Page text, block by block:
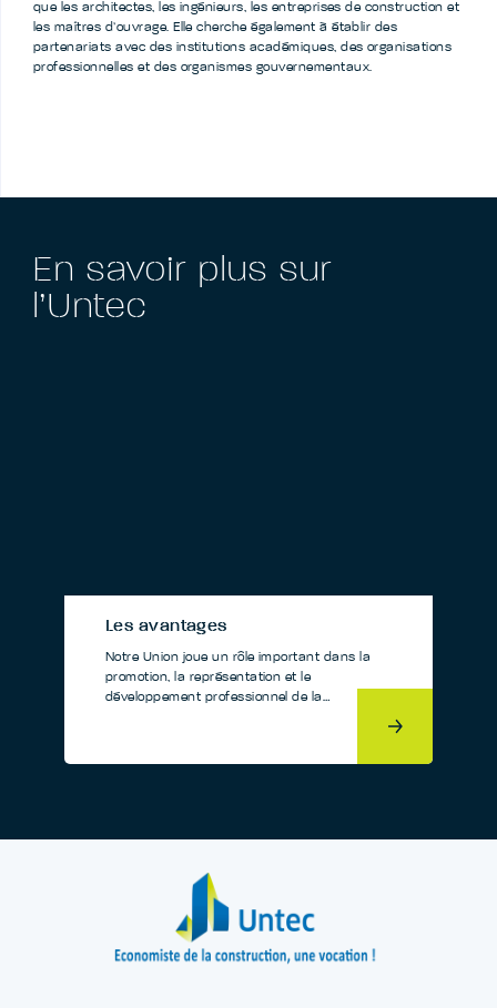
que les architectes, les ingénieurs, les entreprises de construction et
les maîtres d’ouvrage. Elle cherche également à établir des
partenariats avec des institutions académiques, des organisations
professionnelles et des organismes gouvernementaux.
En savoir plus sur
l’Untec
Les avantages
Notre Union joue un rôle important dans la
promotion, la représentation et le
développement professionnel de la…